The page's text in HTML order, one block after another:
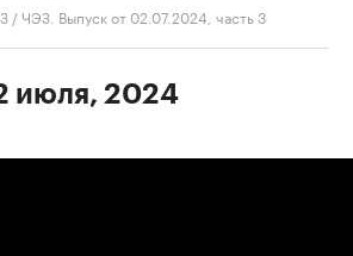
/ЧЭЗ. Выпуск от 02.07.2024, часть 3
июля, 2024